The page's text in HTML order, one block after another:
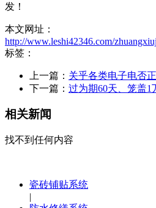
发！
本文网址：
http://www.leshi42346.com/
标签：
上一篇： 关乎各类电子电否
下一篇： 过为期60天、笼盖
相关新闻
找不到任何内容
瓷砖铺贴系统
|